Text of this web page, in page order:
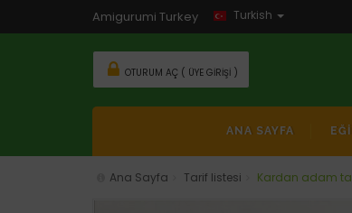
Amigurumi Turkey Turkish
OTURUM AÇ ( ÜYE GIRIŞI )
ANA SAYFA
Ana Sayfa Tarif listesi Kardan adam